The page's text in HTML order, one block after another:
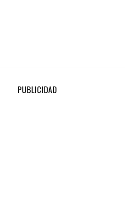
PUBLICIDAD